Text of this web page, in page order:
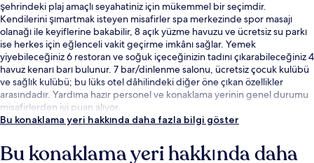
şehrindeki plaj amaçlı seyahatiniz için mükemmel bir seçimdir.
Kendilerini şımartmak isteyen misafirler spa merkezinde spor masajı
olanağı ile keyiflerine bakabilir, 8 açık yüzme havuzu ve ücretsiz su parkı
ise herkes için eğlenceli vakit geçirme imkânı sağlar. Yemek
yiyebileceğiniz 6 restoran ve soğuk içeceğinizin tadını çıkarabileceğiniz 4
havuz kenarı barı bulunur. 7 bar/dinlenme salonu, ücretsiz çocuk kulübü
ve sağlık kulübü; bu lüks otel dâhilindeki diğer öne çıkan özellikler
arasındadır. Yardıma hazır personel ve konaklama yerinin genel durumu
misafirlerden iyi puan alıyor.
Bu konaklama yeri hakkında daha fazla bilgi göster
Bu konaklama yeri hakkında daha